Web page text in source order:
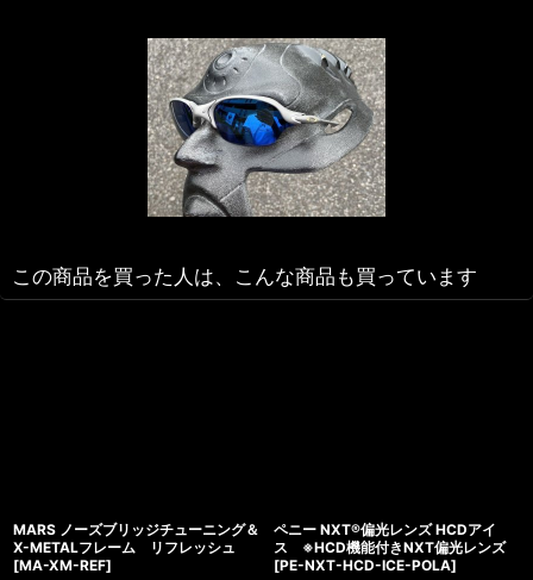
この商品を買った人は、こんな商品も買っています
MARS ノーズブリッジチューニング＆
X-METALフレーム リフレッシュ
[MA-XM-REF]
ペニー NXT®偏光レンズ HCDアイ
ス ※HCD機能付きNXT偏光レンズ
[PE-NXT-HCD-ICE-POLA]